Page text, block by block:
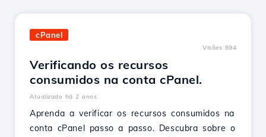
cPanel
Visões 894
Verificando os recursos
consumidos na conta cPanel.
Atualizado há 2 anos
Aprenda a verificar os recursos consumidos na
conta cPanel passo a passo. Descubra sobre o